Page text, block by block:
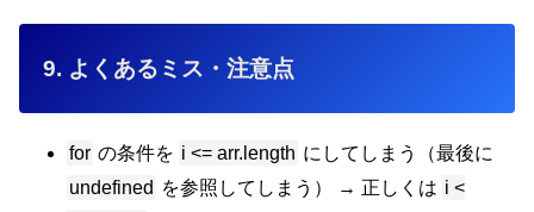
9. よくあるミス・注意点
for の条件を i <= arr.length にしてしまう（最後に
undefined を参照してしまう） → 正しくは i <